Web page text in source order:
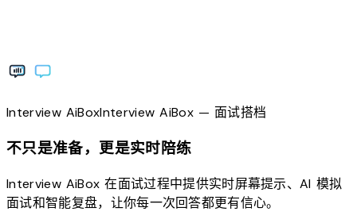
Interview AiBoxInterviewAiBox— 面试搭档
不只是准备，更是实时陪练
Interview AiBox 在面试过程中提供实时屏幕提示、AI 模拟
面试和智能复盘，让你每一次回答都更有信心。